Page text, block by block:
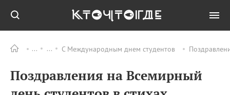
С Международным днем студентов
Поздравления на Всемирный
ПРАЗДНИКИ Все
06.08 Преображение
Господне у западных